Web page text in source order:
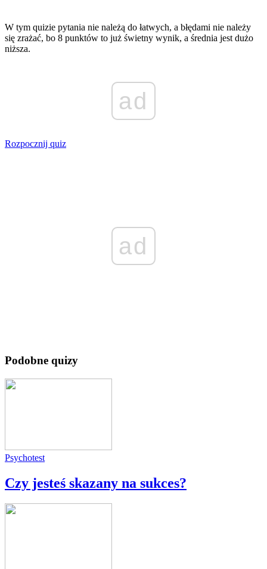
W tym quizie pytania nie należą do łatwych, a błędami nie należy
się zrażać, bo 8 punktów to już świetny wynik, a średnia jest dużo
niższa.
ad
Rozpocznij quiz
ad
Podobne quizy
Psychotest
Czy jesteś skazany na sukces?